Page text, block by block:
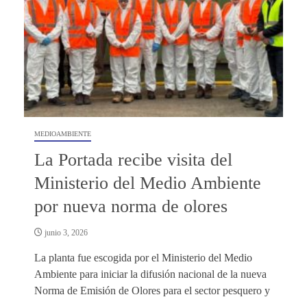
MEDIOAMBIENTE
La Portada recibe visita del
Ministerio del Medio Ambiente
por nueva norma de olores
junio 3, 2026
La planta fue escogida por el Ministerio del Medio
Ambiente para iniciar la difusión nacional de la nueva
Norma de Emisión de Olores para el sector pesquero y